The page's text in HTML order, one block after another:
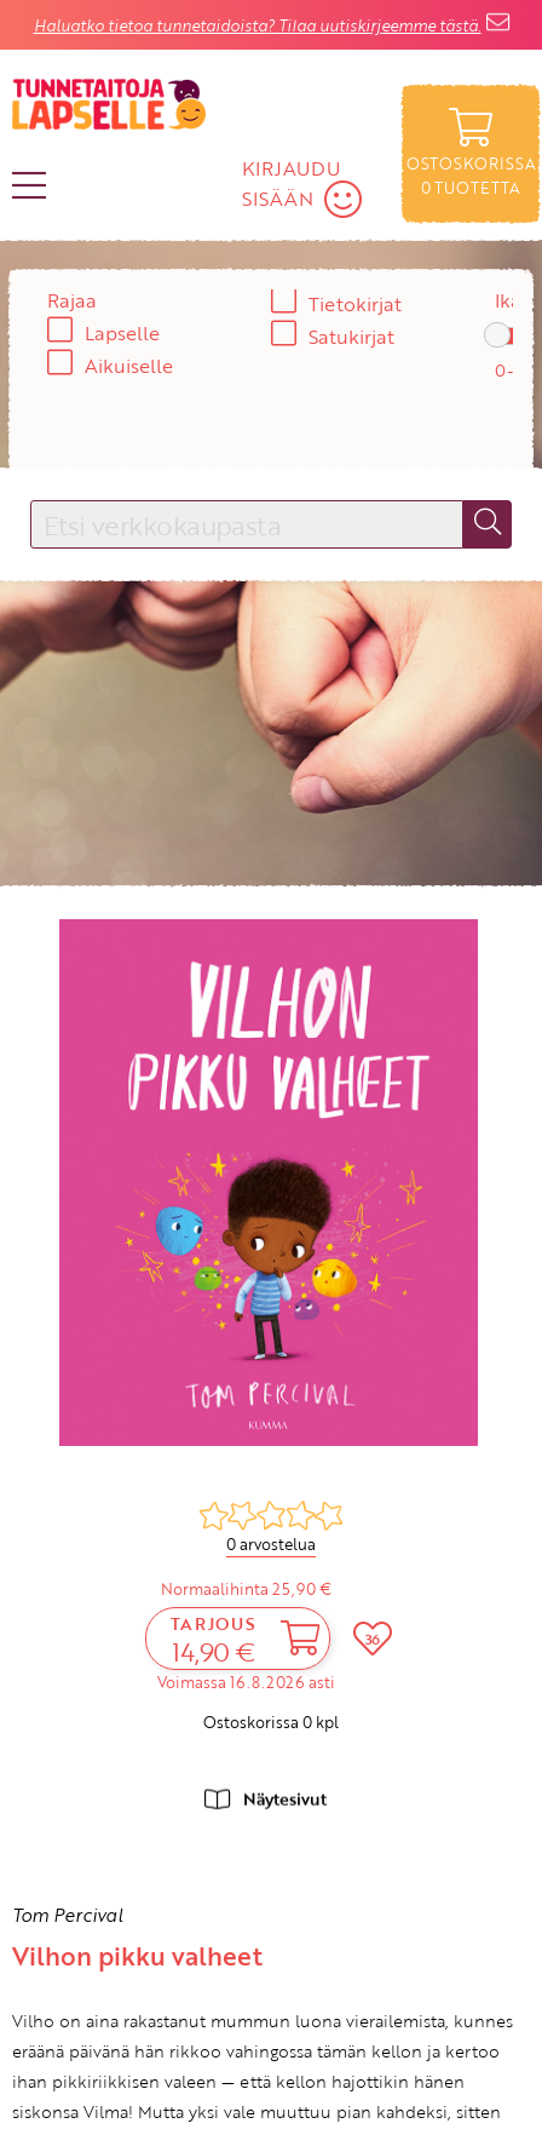
Haluatko tietoa tunnetaidoista? Tilaa uutiskirjeemme tästä.
KIRJAUDU
SISÄÄN
OSTOSKORISSA
0TUOTETTA
Käyttäjätunnus
Unohtuiko salasana?
KIRJAUDU SISÄÄN
Etkö ole vielä asiakkaamme?
Luo asiakastili tästä!
Rajaa
Lapselle
Aikuiselle
Tietokirjat
Satukirjat
Ikä:
0 arvostelua
Normaalihinta 25,90 €
TARJOUS
14,90 €
Voimassa 16.8.2026 asti
36
Ostoskorissa 0 kpl
Näytesivut
Tom Percival
Vilhon pikku valheet
Vilho on aina rakastanut mummun luona vierailemista, kunnes
eräänä päivänä hän rikkoo vahingossa tämän kellon ja kertoo
ihan pikkiriikkisen valeen — että kellon hajottikin hänen
siskonsa Vilma! Mutta yksi vale muuttuu pian kahdeksi, sitten